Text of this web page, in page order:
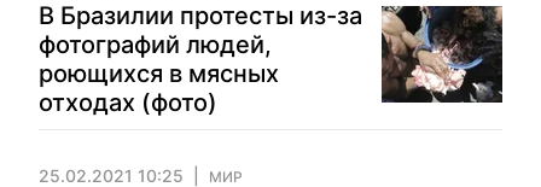
В Бразилии протесты из-за
фотографий людей,
роющихся в мясных
отходах (фото)
25.02.2021 10:25 МИР